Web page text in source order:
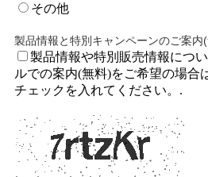
その他
製品情報と特別キャンペーンのご案内
製品情報や特別販売情報につ
ルでの案内(無料)をご希望の場合
チェックを入れてください。.